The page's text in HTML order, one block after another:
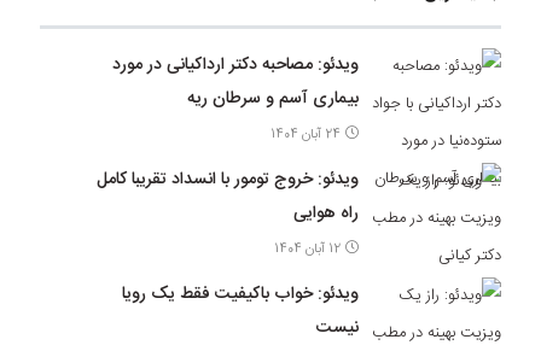
ویدئو: مصاحبه دکتر ارداکیانی در مورد
بیماری آسم و سرطان ریه
24 آبان 1404
ویدئو: خروج تومور با انسداد تقریبا کامل
راه هوایی
12 آبان 1404
ویدئو: خواب باکیفیت فقط یک رویا
نیست